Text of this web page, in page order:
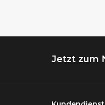
Jetzt zum